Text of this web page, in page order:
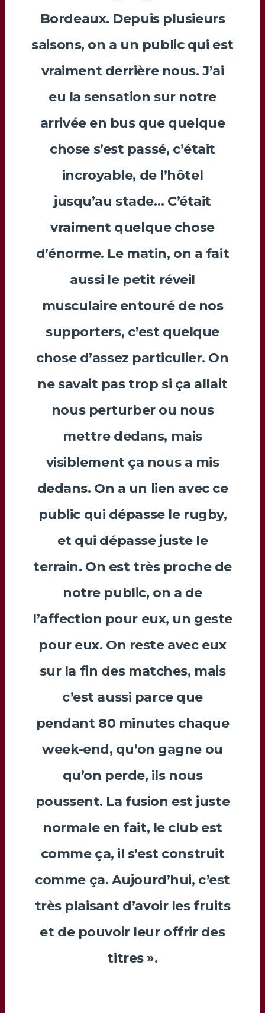
Bordeaux. Depuis plusieurs
saisons, on a un public qui est
vraiment derrière nous. J’ai
eu la sensation sur notre
arrivée en bus que quelque
chose s’est passé, c’était
incroyable, de l’hôtel
jusqu’au stade… C’était
vraiment quelque chose
d’énorme. Le matin, on a fait
aussi le petit réveil
musculaire entouré de nos
supporters, c’est quelque
chose d’assez particulier. On
ne savait pas trop si ça allait
nous perturber ou nous
mettre dedans, mais
visiblement ça nous a mis
dedans. On a un lien avec ce
public qui dépasse le rugby,
et qui dépasse juste le
terrain. On est très proche de
notre public, on a de
l’affection pour eux, un geste
pour eux. On reste avec eux
sur la fin des matches, mais
c’est aussi parce que
pendant 80 minutes chaque
week-end, qu’on gagne ou
qu’on perde, ils nous
poussent. La fusion est juste
normale en fait, le club est
comme ça, il s’est construit
comme ça. Aujourd’hui, c’est
très plaisant d’avoir les fruits
et de pouvoir leur offrir des
titres ».